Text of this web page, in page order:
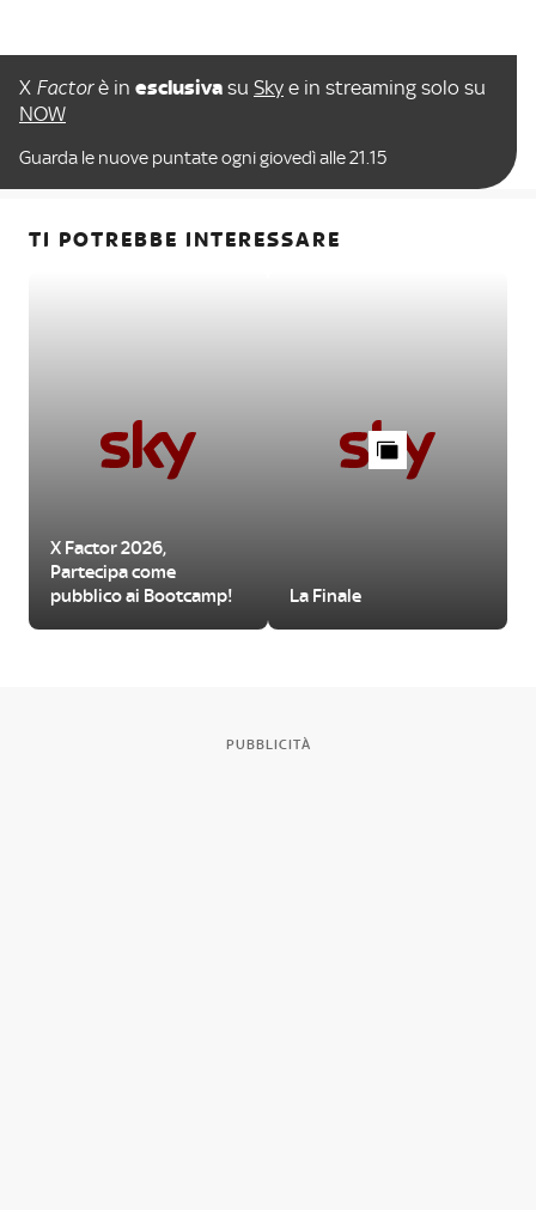
X Factorè in esclusiva su Sky e in streaming solo su
NOW
Guarda le nuove puntate ogni giovedì alle 21.15
TI POTREBBE INTERESSARE
X Factor 2026,
Partecipa come
pubblico ai Bootcamp!
La Finale
PUBBLICITÀ